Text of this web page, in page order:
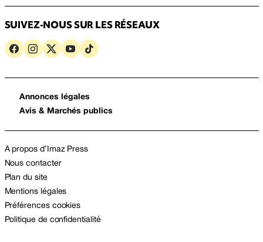
SUIVEZ-NOUS SUR LES RÉSEAUX
Annonces légales
Avis & Marchés publics
A propos d’Imaz Press
Nous contacter
Plan du site
Mentions légales
Préférences cookies
Politique de confidentialité